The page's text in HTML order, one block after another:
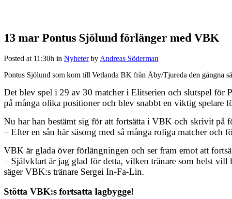
13 mar Pontus Sjölund förlänger med VBK
Posted at 11:30h in Nyheter by Andreas Söderman
Pontus Sjölund som kom till Vetlanda BK från Åby/Tjureda den gångna
Det blev spel i 29 av 30 matcher i Elitserien och slutspel
på många olika positioner och blev snabbt en viktig
Nu har han bestämt sig för att fortsätta i VBK och skrivit på
– Efter en sån här säsong med så många roliga matcher
VBK är glada över förlängningen och ser fram emot att
– Självklart är jag glad för detta, vilken tränare som helst vill
säger VBK:s tränare Sergei In-Fa-Lin.
Stötta VBK:s fortsatta lagbygge!